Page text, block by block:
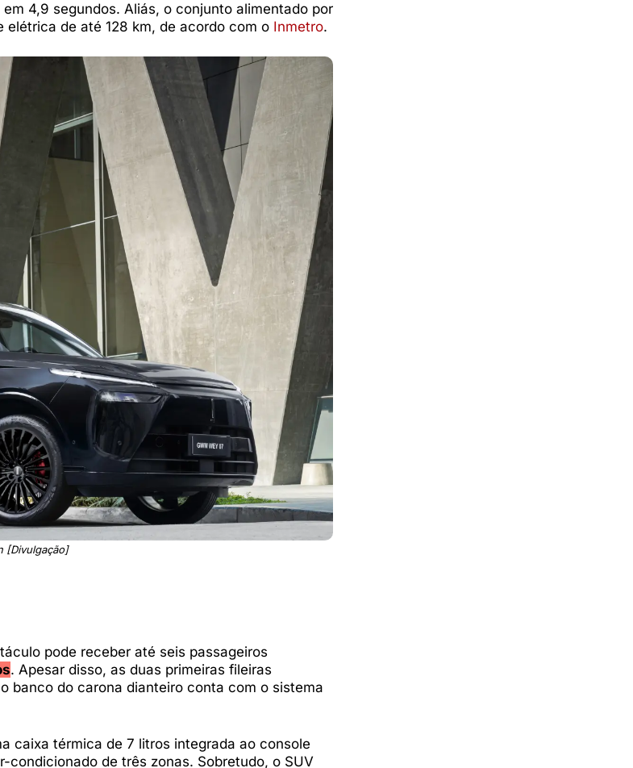
4,9 segundos. Aliás, o conjunto alimentado por
de até 128 km, de acordo com o Inmetro.
[Divulgação]
pode receber até seis passageiros
. Apesar disso, as duas primeiras fileiras
banco do carona dianteiro conta com o sistema
caixa térmica de 7 litros integrada ao console
de três zonas. Sobretudo, o SUV